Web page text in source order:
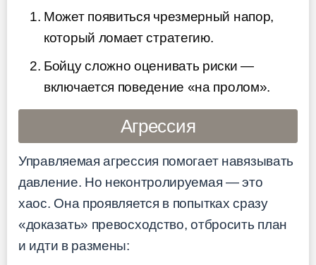
Может появиться чрезмерный напор,
который ломает стратегию.
Бойцу сложно оценивать риски —
включается поведение «на пролом».
Агрессия
Управляемая агрессия помогает навязывать
давление. Но неконтролируемая — это
хаос. Она проявляется в попытках сразу
«доказать» превосходство, отбросить план
и идти в размены: